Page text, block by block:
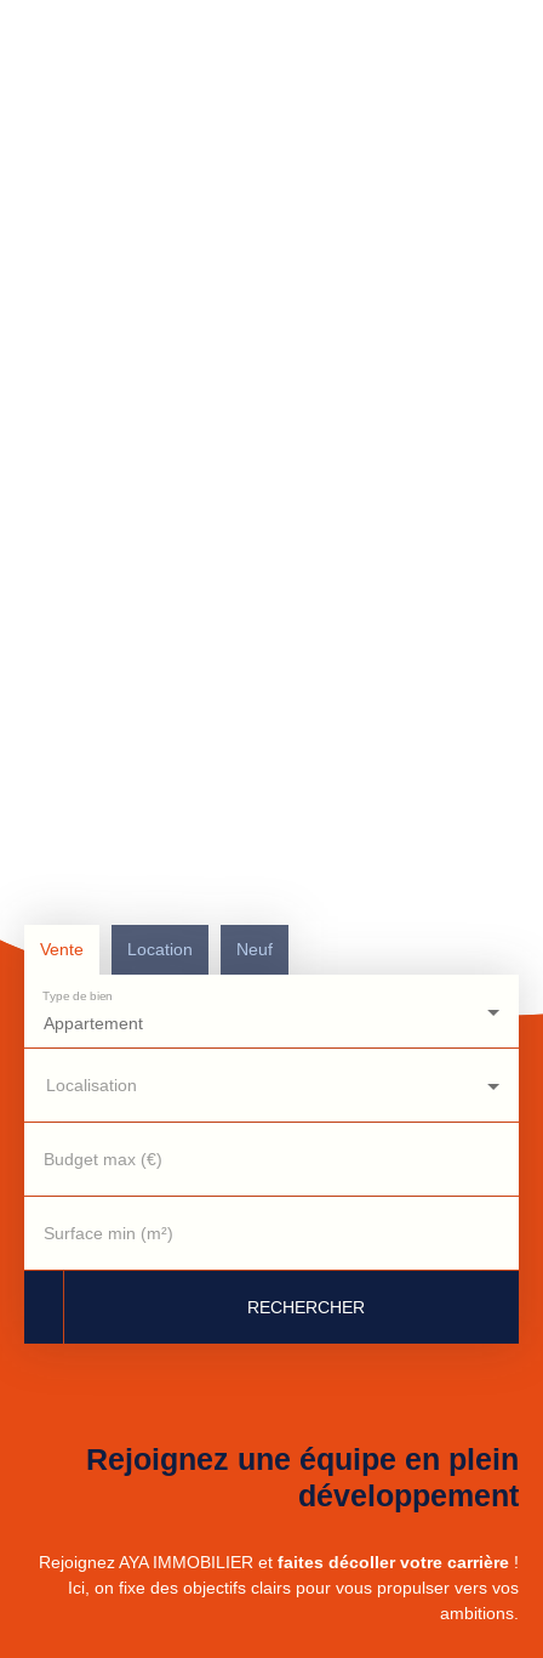
Vente Location Neuf
Appartement
Type de bien
Localisation
Budget max (€)
Surface min (m²)
RECHERCHER
Rejoignez une équipe en plein
développement
Rejoignez AYA IMMOBILIER et faites décoller votre carrière !
Ici, on fixe des objectifs clairs pour vous propulser vers vos
ambitions.